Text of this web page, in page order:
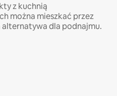
z kuchnią
można mieszkać przez
alternatywa dla podnajmu.